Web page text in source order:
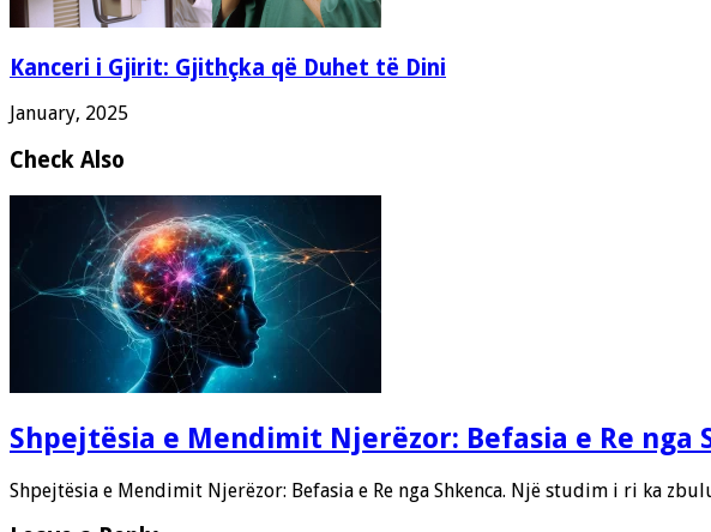
Kanceri i Gjirit: Gjithçka që Duhet të Dini
January, 2025
Check Also
Shpejtësia e Mendimit Njerëzor: Befasia e Re nga
Shpejtësia e Mendimit Njerëzor: Befasia e Re nga Shkenca. Një studim i ri ka